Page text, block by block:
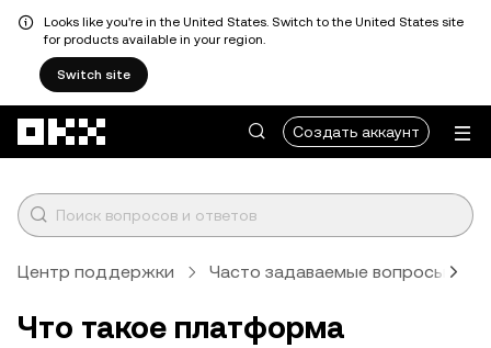
Looks like you're in the United States. Switch to the United States site
for products available in your region.
Switch site
Создать аккаунт
Центр поддержки Часто задаваемые вопросы
Что такое платформа